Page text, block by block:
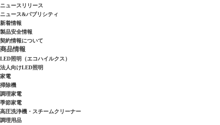
ニュースリリース
ニュース&パブリシティ
新着情報
製品安全情報
契約情報について
商品情報
LED照明（エコハイルクス）
法人向けLED照明
家電
掃除機
調理家電
季節家電
高圧洗浄機・スチームクリーナー
調理用品